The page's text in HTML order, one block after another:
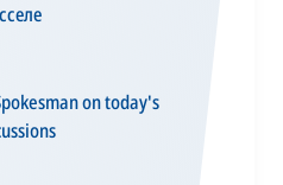
on today's